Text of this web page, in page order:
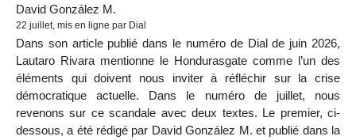
David González M.
22 juillet, mis en ligne par Dial
Dans son article publié dans le numéro de Dial de juin 2026,
Lautaro Rivara mentionne le Hondurasgate comme l’un des
éléments qui doivent nous inviter à réfléchir sur la crise
démocratique actuelle. Dans le numéro de juillet, nous
revenons sur ce scandale avec deux textes. Le premier, ci-
dessous, a été rédigé par David González M. et publié dans la